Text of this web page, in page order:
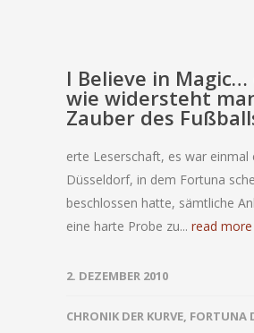
I Believe in
wie widersteht
Zauber des
erte Leserschaft, es war einmal
Düsseldorf, in dem Fortuna
beschlossen hatte, sämtliche
eine harte Probe zu... read
2. DEZEMBER 2010
CHRONIK DER KURVE, FORTUNA